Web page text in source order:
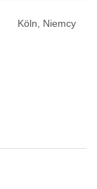
Köln, Niemcy